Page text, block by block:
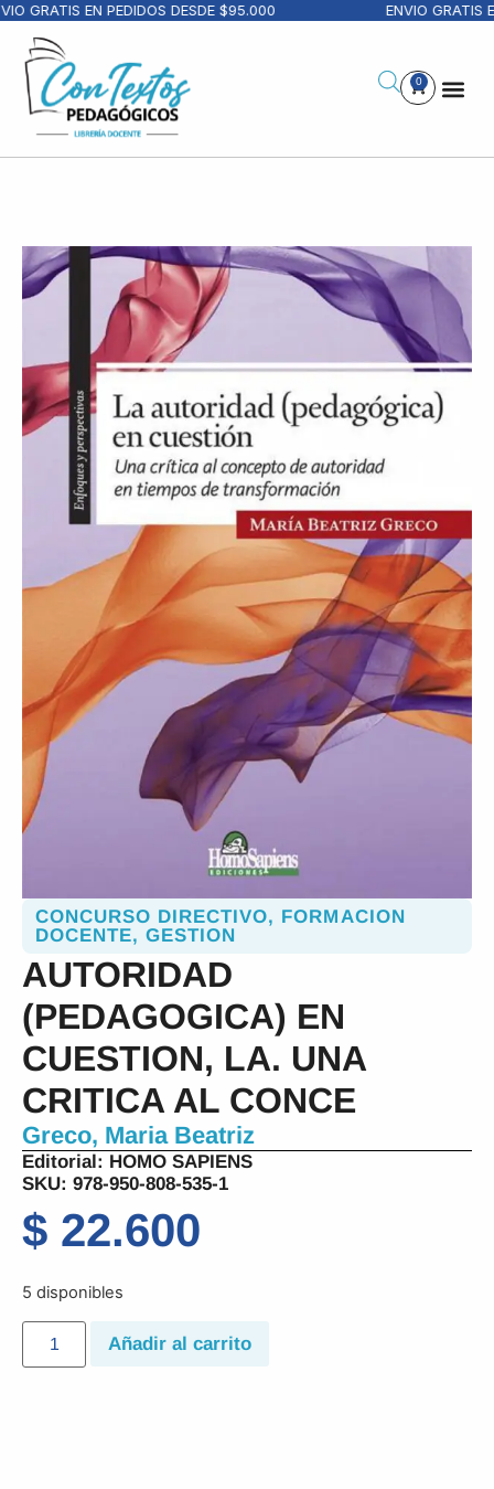
GRATIS EN PEDIDOS DESDE $95.000 ENVIO GRATIS
0
CONCURSO DIRECTIVO, FORMACION
DOCENTE,GESTION
AUTORIDAD
(PEDAGOGICA) EN
CUESTION, LA. UNA
CRITICA AL CONCE
Greco, Maria Beatriz
Editorial: HOMO SAPIENS
SKU: 978-950-808-535-1
$ 22.600
5 disponibles
Añadir al carrito